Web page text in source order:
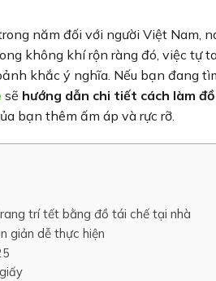
năm đối với người Việt Nam,
không khí rộn ràng đó, việc tự
khắc ý nghĩa. Nếu bạn đang
sẽ hướng dẫn chi tiết cách làm
bạn thêm ấm áp và rực rỡ.
trí tết bằng đồ tái chế tại nhà
giản dễ thực hiện